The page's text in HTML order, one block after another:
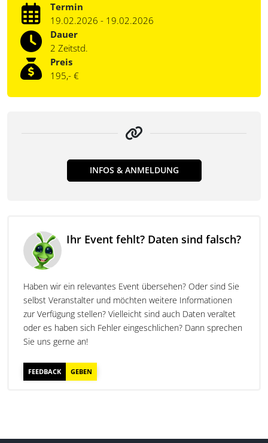
Termin
19.02.2026 - 19.02.2026
Dauer
2 Zeitstd.
Preis
195,- €
INFOS & ANMELDUNG
Ihr Event fehlt? Daten sind falsch?
Haben wir ein relevantes Event übersehen? Oder sind Sie
selbst Veranstalter und möchten weitere Informationen
zur Verfügung stellen? Vielleicht sind auch Daten veraltet
oder es haben sich Fehler eingeschlichen? Dann sprechen
Sie uns gerne an!
FEEDBACK GEBEN